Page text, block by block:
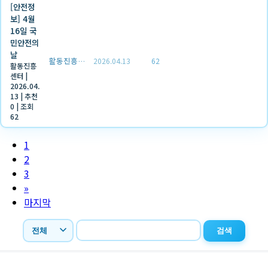
[안전정
보] 4월
16일 국
민안전의
날
활동진흥
센터 |
2026.04.
13 |추천
0 |조회
62
활동진흥센터 2026.04.13 62
1
2
3
»
마지막
검색